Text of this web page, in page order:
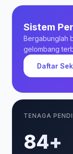
Sistem
Bergabunglah
gelombang
Daftar
TENAGA
85+